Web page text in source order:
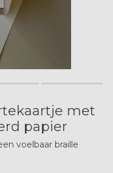
met
papier
voelbaar braille